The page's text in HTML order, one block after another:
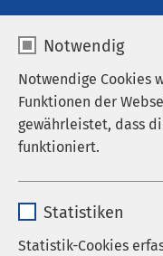
Notwendig
Notwendige Cookies
Funktionen der
gewährleistet, dass
funktioniert.
Anbieter
Statistiken
Statistik-Cookies